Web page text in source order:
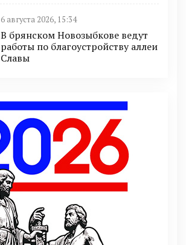
6 августа 2026, 15:34
В брянском Новозыбкове ведут
работы по благоустройству аллеи
Славы